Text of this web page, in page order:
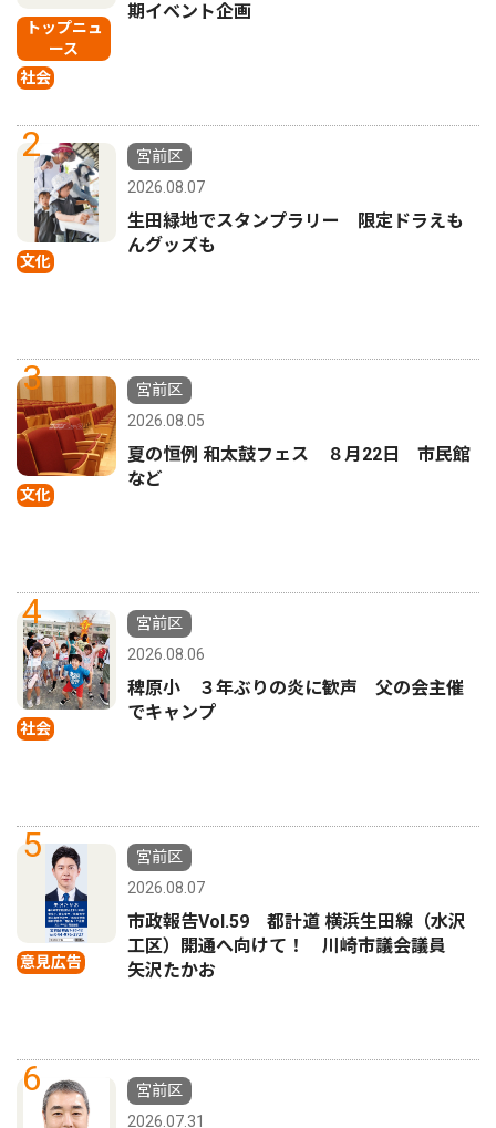
トップニュ
ース
社会
期イベント企画
2
文化
宮前区
2026.08.07
生田緑地でスタンプラリー 限定ドラえも
んグッズも
3
文化
宮前区
2026.08.05
夏の恒例 和太鼓フェス ８月22日 市民館
など
4
社会
宮前区
2026.08.06
稗原小 ３年ぶりの炎に歓声 父の会主催
でキャンプ
5
意見広告
宮前区
2026.08.07
市政報告Vol.59 都計道 横浜生田線（水沢
工区）開通へ向けて！ 川崎市議会議員
矢沢たかお
6
宮前区
2026.07.31